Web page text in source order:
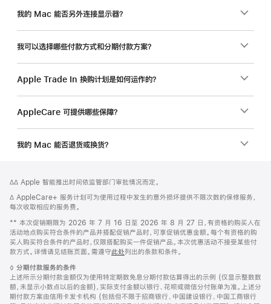
我的 Mac 能否另外连接显示器？
我可以选择哪些付款方式和分期付款方案？
Apple Trade In 换购计划是如何运作的？
AppleCare 可提供哪些保障？
我的 Mac 能否退货或换货？
页
脚
注
脚
∆∆ Apple 智能推出时间依监管部门审批情况而定。
脚
注
∆ AppleCare+ 服务计划可为使用过程中发生的意外损坏提供不限次数的保修服务，
每次收取相应的服务费。
脚
注
** 本次促销期限为 2026 年 7 月 16 日至 2026 年 8 月 27 日，有资格的购买人在
活动地点购买符合条件的产品并搭配促销产品时，可享促销优惠金额。每个有资格的购
买人购买符合条件的产品时，仅限搭配购买一件促销产品。本次优惠活动不接受某些付
款方式。详情请见结账页面。需遵守此处列出的条款和条件。
脚
注
◊ 分期付款服务的条件
上述所示分期付款金额仅为使用特定期数免息分期付款估算得出的示例 (仅显示整数数
额，未显示小数点以后的金额)，实际支付金额以银行、花呗或微信分付账单为准。上述分
期付款方案由信用卡发卡机构 (包括但不限于招商银行、中国建设银行、中国工商银行